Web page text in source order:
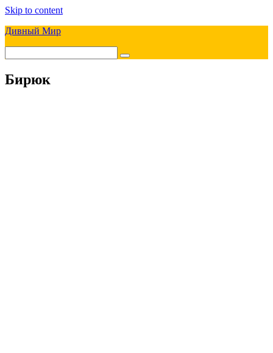
Skip to content
Дивный Мир
Бирюк